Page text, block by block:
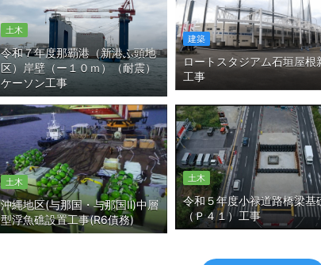
土木
令和７年度那覇港（新港ふ頭地
区）岸壁（ー１０ｍ）（耐震）
ケーソン工事
建築
ロートスタジアム石垣屋根
工事
土木
沖縄地区(与那国・与那国Ⅱ)中層
型浮魚礁設置工事(R6債務)
土木
令和５年度小禄道路橋梁基
（Ｐ４１）工事